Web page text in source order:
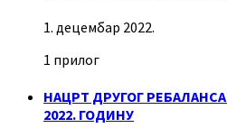
1. децембар 2022.
1 прилог
НАЦРТ ДРУГОГ
2022. ГОДИНУ